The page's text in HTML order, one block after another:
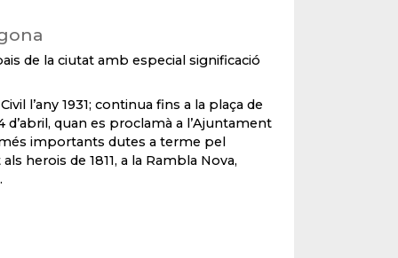
de la ciutat amb especial significació
l’any 1931; continua fins a la plaça de
quan es proclamà a l’Ajuntament
importants dutes a terme pel
herois de 1811, a la Rambla Nova,